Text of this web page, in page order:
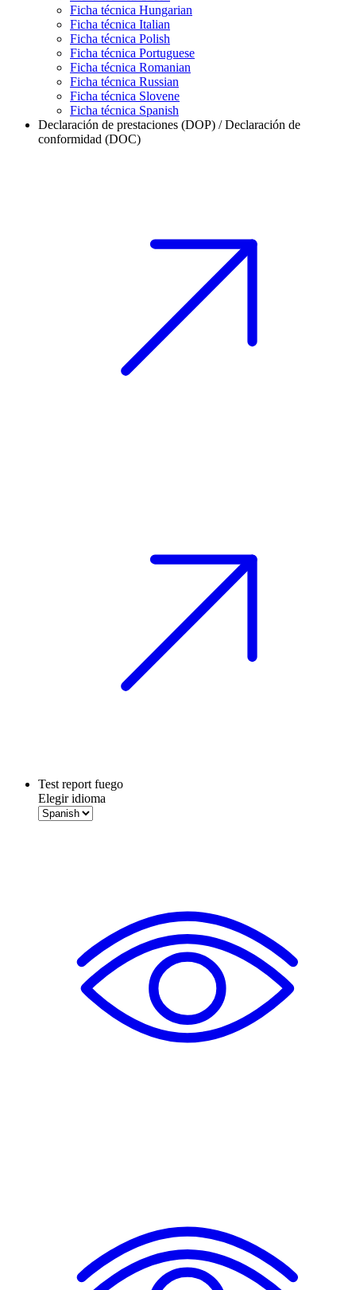
Ficha técnica Hungarian
Ficha técnica Italian
Ficha técnica Polish
Ficha técnica Portuguese
Ficha técnica Romanian
Ficha técnica Russian
Ficha técnica Slovene
Ficha técnica Spanish
Declaración de prestaciones (DOP) / Declaración de
conformidad (DOC)
Test report fuego
Elegir idioma